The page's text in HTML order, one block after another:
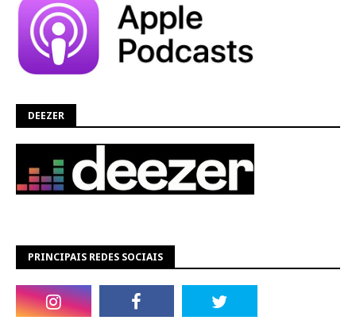
DEEZER
PRINCIPAIS REDES SOCIAIS